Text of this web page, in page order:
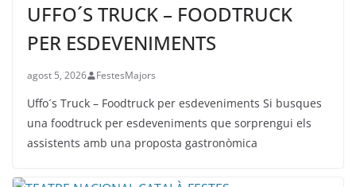
UFFO´S TRUCK – FOODTRUCK
PER ESDEVENIMENTS
agost 5, 2026 FestesMajors
Uffo´s Truck – Foodtruck per esdeveniments Si busques
una foodtruck per esdeveniments que sorprengui els
assistents amb una proposta gastronòmica